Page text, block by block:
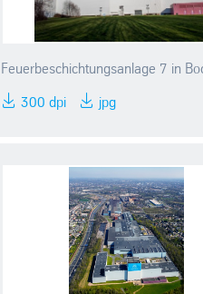
Feuerbeschichtungsanlage 7 in
300 dpi jpg